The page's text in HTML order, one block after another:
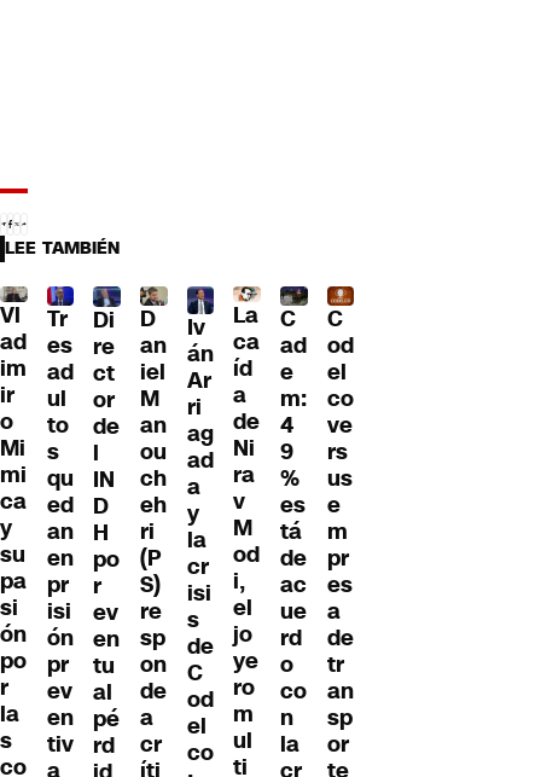
LEE TAMBIÉN
Vl
ad
im
ir
o
Mi
mi
ca
y
su
pa
si
ón
po
r
la
s
co
Tr
es
ad
ul
to
s
qu
ed
an
en
pr
isi
ón
pr
ev
en
tiv
a
Di
re
ct
or
de
l
IN
D
H
po
r
ev
en
tu
al
pé
rd
D
an
iel
M
an
ou
ch
eh
ri
(P
S)
re
sp
on
de
a
cr
íti
Iv
án
Ar
ri
ag
ad
a
y
la
cr
isi
s
de
C
od
el
co
La
ca
íd
a
de
Ni
ra
v
M
od
i,
el
jo
ye
ro
m
ul
ti
C
ad
e
m:
4
9
%
es
tá
de
ac
ue
rd
o
co
n
la
cr
C
od
el
co
ve
rs
us
e
m
pr
es
a
de
tr
an
sp
or
te